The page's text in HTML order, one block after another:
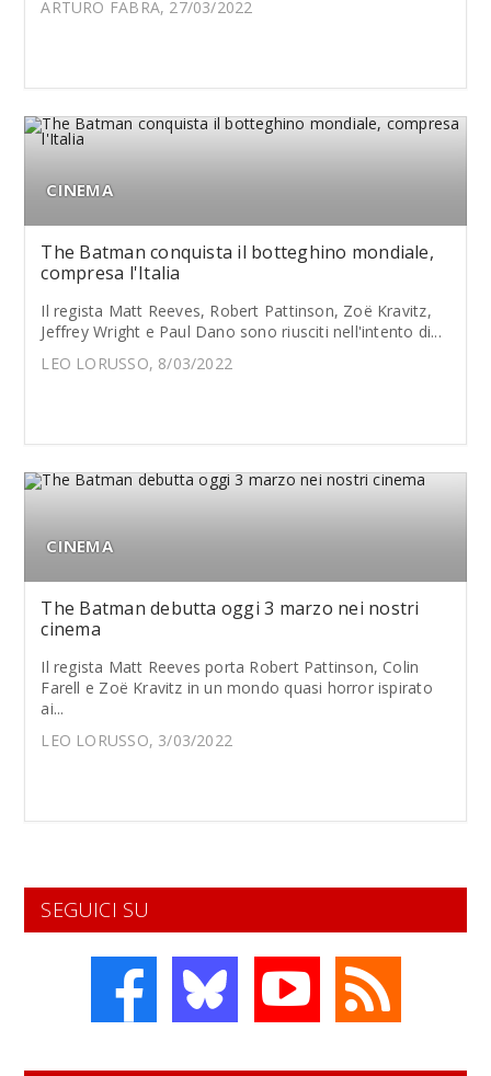
ARTURO FABRA, 27/03/2022
CINEMA
The Batman conquista il botteghino mondiale,
compresa l'Italia
Il regista Matt Reeves, Robert Pattinson, Zoë Kravitz,
Jeffrey Wright e Paul Dano sono riusciti nell'intento di...
LEO LORUSSO, 8/03/2022
CINEMA
The Batman debutta oggi 3 marzo nei nostri
cinema
Il regista Matt Reeves porta Robert Pattinson, Colin
Farell e Zoë Kravitz in un mondo quasi horror ispirato
ai...
LEO LORUSSO, 3/03/2022
SEGUICI SU